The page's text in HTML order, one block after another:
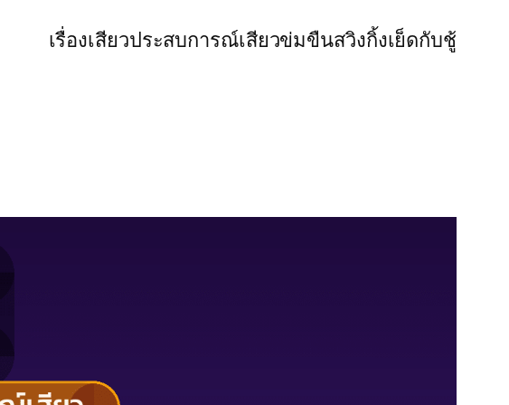
เรื่องเสียวประสบการณ์เสียวข่มขืนสวิงกิ้งเย็ดกับชู้